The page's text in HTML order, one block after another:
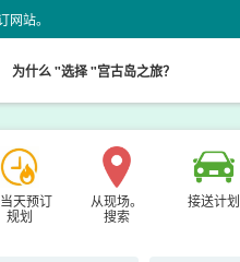
站。
为什么 "选择 "宫古岛之旅？
天预订
规划
从现场。
搜索
接送计划